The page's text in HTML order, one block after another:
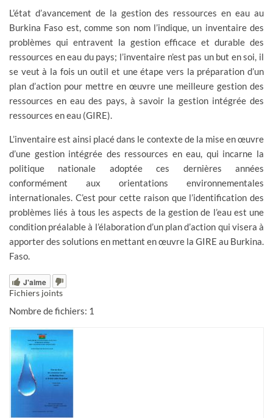
L’état d’avancement de la gestion des ressources en eau au
Burkina Faso est, comme son nom l’indique, un inventaire des
problèmes qui entravent la gestion efficace et durable des
ressources en eau du pays; l’inventaire n’est pas un but en soi, il
se veut à la fois un outil et une étape vers la préparation d’un
plan d’action pour mettre en œuvre une meilleure gestion des
ressources en eau des pays, à savoir la gestion intégrée des
ressources en eau (GIRE).
L’inventaire est ainsi placé dans le contexte de la mise en œuvre
d’une gestion intégrée des ressources en eau, qui incarne la
politique nationale adoptée ces dernières années
conformément aux orientations environnementales
internationales. C’est pour cette raison que l’identification des
problèmes liés à tous les aspects de la gestion de l’eau est une
condition préalable à l’élaboration d’un plan d’action qui visera à
apporter des solutions en mettant en œuvre la GIRE au Burkina.
Faso.
J'aime
Fichiers joints
Nombre de fichiers: 1